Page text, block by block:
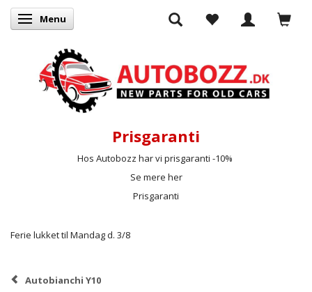
Skifte navigation
Menu
Prisgaranti
Hos Autobozz har vi prisgaranti -10%
Se mere her
Prisgaranti
Ferie lukket til Mandag d. 3/8
Autobianchi Y10